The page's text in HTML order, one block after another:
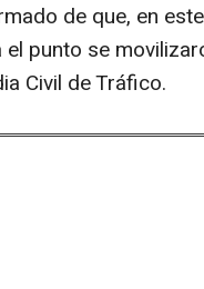
de que, en
el punto se
Civil de Tráfico.